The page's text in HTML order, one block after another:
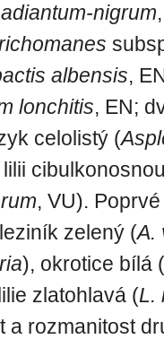
nigrum
albensis,
lonchitis, EN;
celolistý (
lilii
, VU).
zelený (A.
), okrotice bílá (
zlatohlavá (L.
a rozmanitost